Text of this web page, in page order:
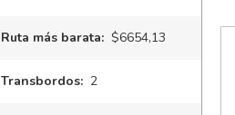
Ruta más barata: $6654,13
Transbordos: 2